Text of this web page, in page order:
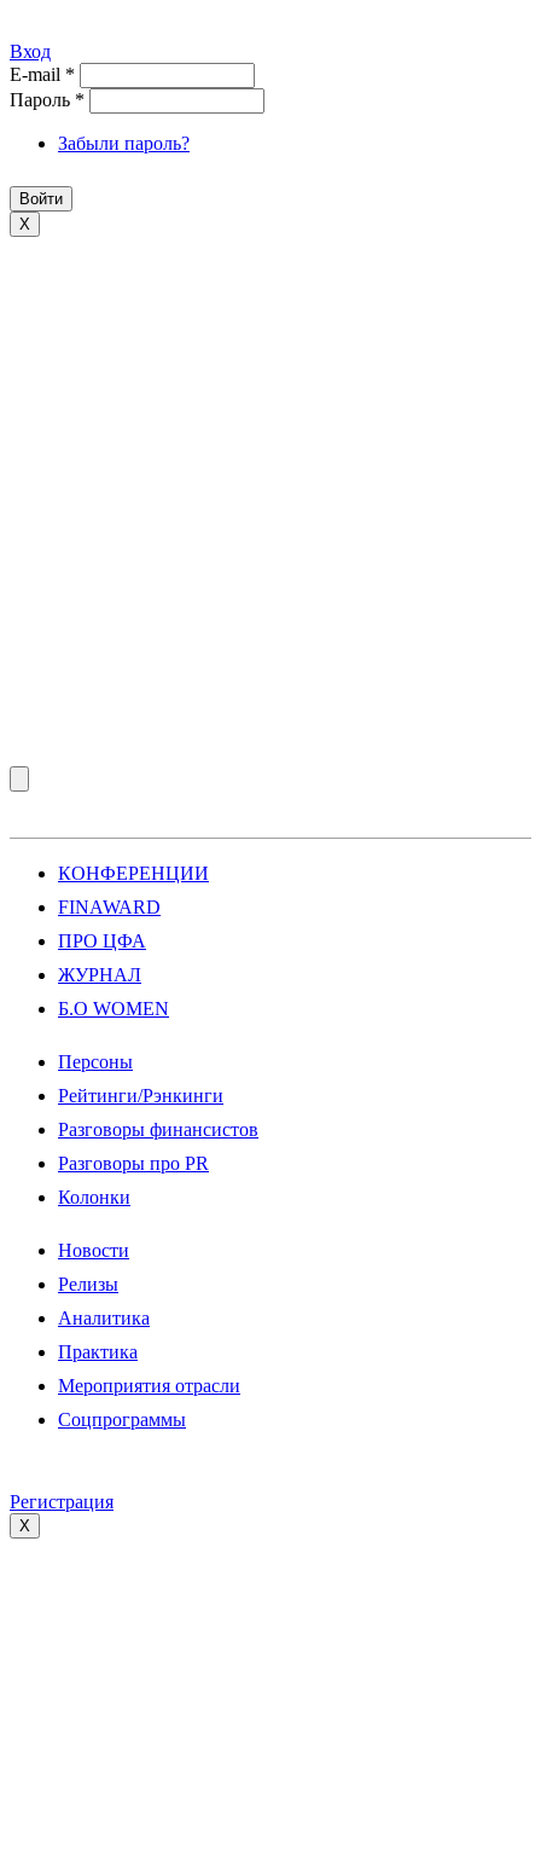
Вход
E-mail *
Пароль *
Забыли пароль?
X
КОНФЕРЕНЦИИ
FINAWARD
ПРО ЦФА
ЖУРНАЛ
Б.О WOMEN
Персоны
Рейтинги/Рэнкинги
Разговоры финансистов
Разговоры про PR
Колонки
Новости
Релизы
Аналитика
Практика
Мероприятия отрасли
Соцпрограммы
Регистрация
X